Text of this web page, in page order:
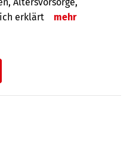
Altersvorsorge,
erklärt
mehr